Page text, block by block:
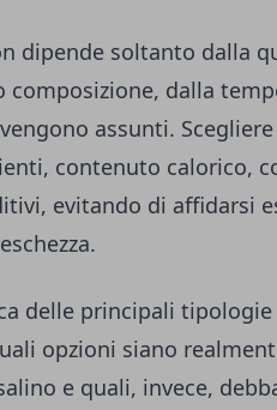
dipende soltanto dalla
composizione, dalla
assunti.
contenuto calorico,
evitando di affidarsi
delle principali
opzioni siano
e quali, invece,